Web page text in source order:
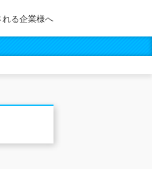
る企業様へ